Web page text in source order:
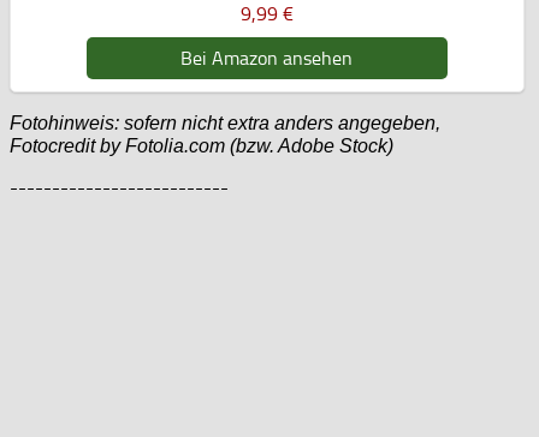
9,99 €
Bei Amazon ansehen
Fotohinweis: sofern nicht extra anders angegeben,
Fotocredit by Fotolia.com (bzw. Adobe Stock)
--------------------------